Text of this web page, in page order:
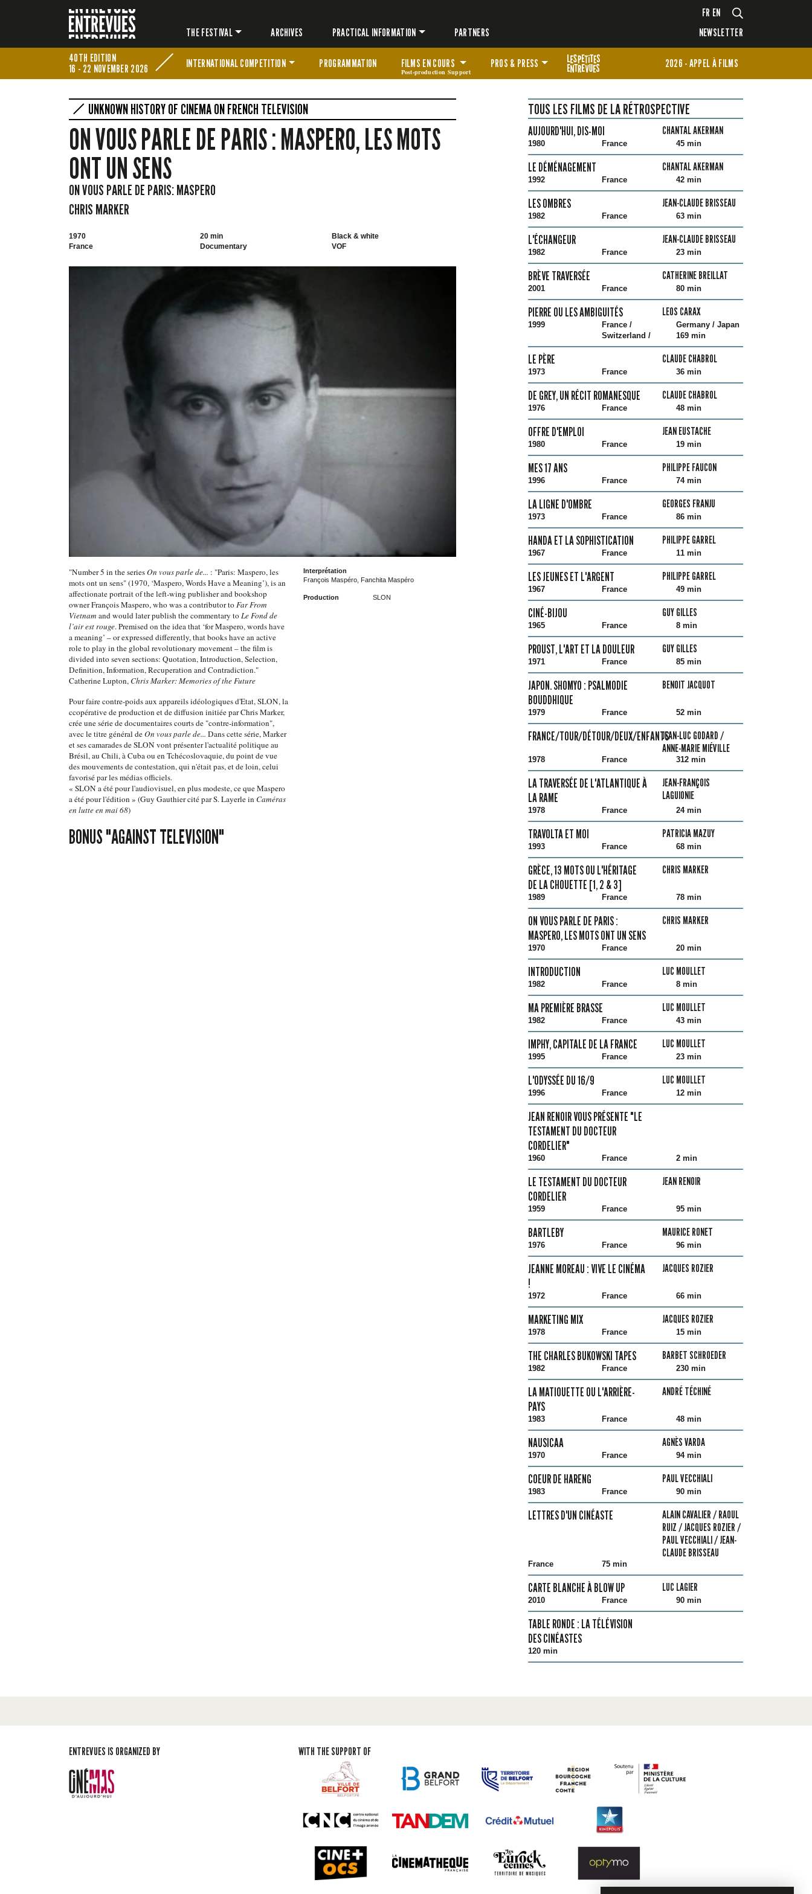
FR EN
THE FESTIVAL
ARCHIVES PRACTICAL INFORMATION PARTNERS
NEWSLETTER
40TH EDITION
16 - 22 NOVEMBER 2026
INTERNATIONAL COMPETITION PROGRAMMATION FILMS EN COURS
Post-production Support
PROS & PRESS 2026 - APPEL À FILMS
UNKNOWN HISTORY OF CINEMA ON FRENCH TELEVISION
ON VOUS PARLE DE PARIS : MASPERO, LES MOTS
ONT UN SENS
ON VOUS PARLE DE PARIS: MASPERO
CHRIS MARKER
1970
France
20 min
Documentary
Black & white
VOF
"Number 5 in the seriesOn vous parle de... : "Paris: Maspero, les
mots ont un sens" (1970, ‘Maspero, Words Have a Meaning’), is an
affectionate portrait of the left-wing publisher and bookshop
owner François Maspero, who was a contributor toFar From
Vietnam and would later publish the commentary toLe Fond de
l’air est rouge. Premised on the idea that ‘for Maspero, words have
a meaning’ – or expressed differently, that books have an active
role to play in the global revolutionary movement – the film is
divided into seven sections: Quotation, Introduction, Selection,
Definition, Information, Recuperation and Contradiction."
Catherine Lupton, Chris Marker: Memories of the Future
Pour faire contre-poids aux appareils idéologiques d'Etat, SLON, la
ccopérative de production et de diffusion initiée par Chris Marker,
crée une série de documentaires courts de "contre-information",
avec le titre général deOn vous parle de... Dans cette série, Marker
et ses camarades de SLON vont présenter l'actualité politique au
Brésil, au Chili, à Cuba ou en Tchécoslovaquie, du point de vue
des mouvements de contestation, qui n'était pas, et de loin, celui
favorisé par les médias officiels.
« SLON a été pour l'audiovisuel, en plus modeste, ce que Maspero
a été pour l'édition » (Guy Gauthier cité par S. Layerle in Caméras
en lutte en mai 68)
BONUS "AGAINST TELEVISION"
Interprétation
François Maspéro, Fanchita Maspéro
Production SLON
TOUS LES FILMS DE LA RÉTROSPECTIVE
AUJOURD'HUI, DIS-MOI CHANTAL AKERMAN
1980 France 45 min
LE DÉMÉNAGEMENT CHANTAL AKERMAN
1992 France 42 min
LES OMBRES JEAN-CLAUDE BRISSEAU
1982 France 63 min
L'ÉCHANGEUR JEAN-CLAUDE BRISSEAU
1982 France 23 min
BRÈVE TRAVERSÉE CATHERINE BREILLAT
2001 France 80 min
PIERRE OU LES AMBIGUITÉS LEOS CARAX
1999
France /
Switzerland /
Germany / Japan
169 min
LE PÈRE CLAUDE CHABROL
1973 France 36 min
DE GREY, UN RÉCIT ROMANESQUE CLAUDE CHABROL
1976 France 48 min
OFFRE D'EMPLOI JEAN EUSTACHE
1980 France 19 min
MES 17 ANS PHILIPPE FAUCON
1996 France 74 min
LA LIGNE D'OMBRE GEORGES FRANJU
1973 France 86 min
HANDA ET LA SOPHISTICATION PHILIPPE GARREL
1967 France 11 min
LES JEUNES ET L'ARGENT PHILIPPE GARREL
1967 France 49 min
CINÉ-BIJOU GUY GILLES
1965 France 8 min
PROUST, L'ART ET LA DOULEUR GUY GILLES
1971 France 85 min
JAPON. SHOMYO : PSALMODIE
BOUDDHIQUE
BENOIT JACQUOT
1979 France 52 min
FRANCE/TOUR/DÉTOUR/DEUX/ENFANTSJEAN-LUC GODARD /
ANNE-MARIE MIÉVILLE
1978 France 312 min
LA TRAVERSÉE DE L'ATLANTIQUE À
LA RAME
JEAN-FRANÇOIS
LAGUIONIE
1978 France 24 min
TRAVOLTA ET MOI PATRICIA MAZUY
1993 France 68 min
GRÈCE, 13 MOTS OU L'HÉRITAGE
DE LA CHOUETTE [1, 2 & 3]
CHRIS MARKER
1989 France 78 min
ON VOUS PARLE DE PARIS :
MASPERO, LES MOTS ONT UN SENS
CHRIS MARKER
1970 France 20 min
INTRODUCTION LUC MOULLET
1982 France 8 min
MA PREMIÈRE BRASSE LUC MOULLET
1982 France 43 min
IMPHY, CAPITALE DE LA FRANCE LUC MOULLET
1995 France 23 min
L'ODYSSÉE DU 16/9 LUC MOULLET
1996 France 12 min
JEAN RENOIR VOUS PRÉSENTE "LE
TESTAMENT DU DOCTEUR
CORDELIER"
1960 France 2 min
LE TESTAMENT DU DOCTEUR
CORDELIER
JEAN RENOIR
1959 France 95 min
BARTLEBY MAURICE RONET
1976 France 96 min
JEANNE MOREAU : VIVE LE CINÉMA
!
JACQUES ROZIER
1972 France 66 min
MARKETING MIX JACQUES ROZIER
1978 France 15 min
THE CHARLES BUKOWSKI TAPES BARBET SCHROEDER
1982 France 230 min
LA MATIOUETTE OU L'ARRIÈRE-
PAYS
ANDRÉ TÉCHINÉ
1983 France 48 min
NAUSICAA AGNÈS VARDA
1970 France 94 min
COEUR DE HARENG PAUL VECCHIALI
1983 France 90 min
LETTRES D'UN CINÉASTE
ALAIN CAVALIER / RAOUL
RUIZ / JACQUES ROZIER /
PAUL VECCHIALI / JEAN-
CLAUDE BRISSEAU
France 75 min
CARTE BLANCHE À BLOW UP LUC LAGIER
2010 France 90 min
TABLE RONDE : LA TÉLÉVISION
DES CINÉASTES
120 min
ENTREVUES IS ORGANIZED BY WITH THE SUPPORT OF